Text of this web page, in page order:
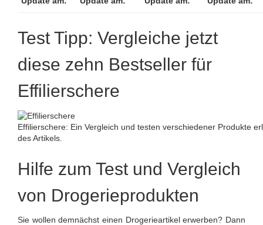
Test Tipp: Vergleiche jetzt
diese zehn Bestseller für
Effilierschere
Effilierschere: Ein Vergleich und testen verschiedener Produkte
des Artikels.
Hilfe zum Test und Vergleich
von Drogerieprodukten
Sie wollen demnächst einen Drogerieartikel erwerben? Dann